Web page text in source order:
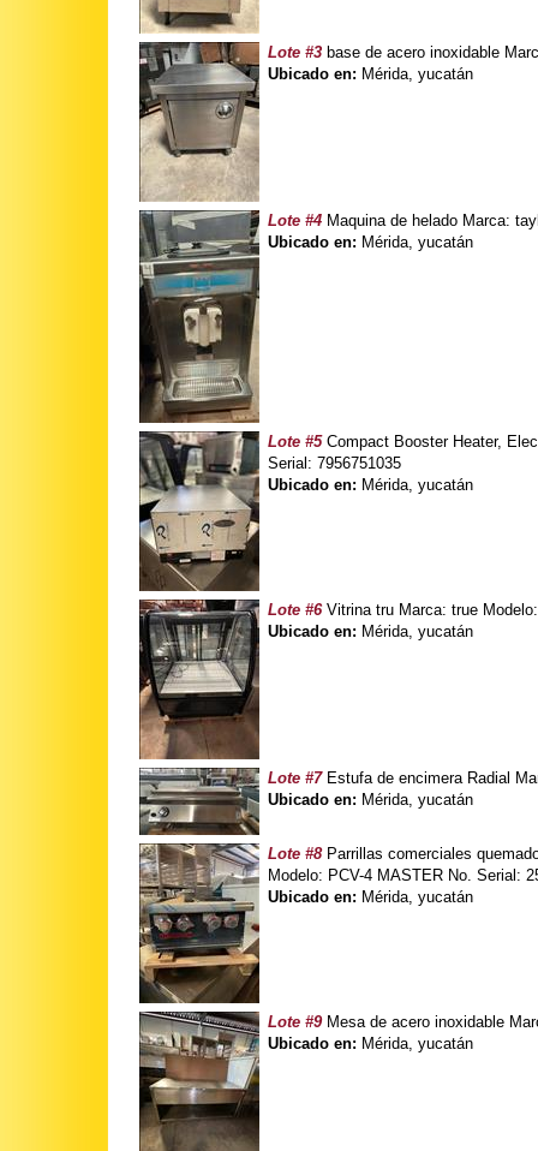
Lote #3 base de acero inoxidable
Ubicado en: Mérida, yucatán
Lote #4 Maquina de helado Marca:
Ubicado en: Mérida, yucatán
Lote #5Compact Booster Heater,
Serial: 7956751035
Ubicado en: Mérida, yucatán
Lote #6Vitrina tru Marca: true
Ubicado en: Mérida, yucatán
Lote #7Estufa de encimera Radial
Ubicado en: Mérida, yucatán
Lote #8Parrillas comerciales
Modelo: PCV-4 MASTER No. Serial:
Ubicado en: Mérida, yucatán
Lote #9Mesa de acero inoxidable
Ubicado en: Mérida, yucatán